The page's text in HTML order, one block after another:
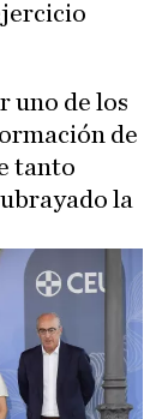
uno de los
de
tanto
la